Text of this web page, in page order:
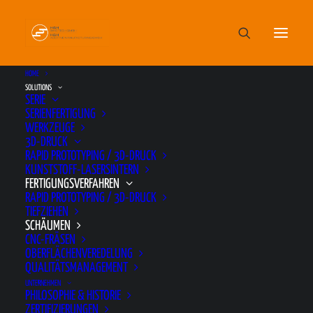
HOME
SOLUTIONS
SERIE
SERIENFERTIGUNG
WERKZEUGE
3D-DRUCK
RAPID PROTOTYPING / 3D-DRUCK
KUNSTSTOFF-LASERSINTERN
FERTIGUNGSVERFAHREN
RAPID PROTOTYPING / 3D-DRUCK
TIEFZIEHEN
SCHÄUMEN
CNC-FRÄSEN
OBERFLÄCHENVEREDELUNG
QUALITÄTSMANAGEMENT
UNTERNEHMEN
PHILOSOPHIE & HISTORIE
ZERTIFIZIERUNGEN
SCHÄUMEN
Ihr Prototyp soll gut aussehen – aber fühlt er
sich auch gut an?
Um auch haptisch Seriennähe zu erreichen,
können wir mit Integralschaum arbeiten und so